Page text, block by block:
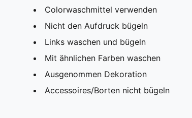
Colorwaschmittel verwenden
Nicht den Aufdruck bügeln
Links waschen und bügeln
Mit ähnlichen Farben waschen
Ausgenommen Dekoration
Accessoires/Borten nicht bügeln